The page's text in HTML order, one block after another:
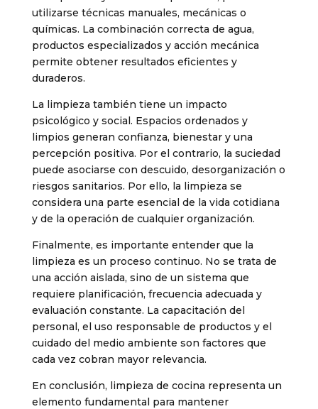
utilizarse técnicas manuales, mecánicas o
químicas. La combinación correcta de agua,
productos especializados y acción mecánica
permite obtener resultados eficientes y
duraderos.
La limpieza también tiene un impacto
psicológico y social. Espacios ordenados y
limpios generan confianza, bienestar y una
percepción positiva. Por el contrario, la suciedad
puede asociarse con descuido, desorganización o
riesgos sanitarios. Por ello, la limpieza se
considera una parte esencial de la vida cotidiana
y de la operación de cualquier organización.
Finalmente, es importante entender que la
limpieza es un proceso continuo. No se trata de
una acción aislada, sino de un sistema que
requiere planificación, frecuencia adecuada y
evaluación constante. La capacitación del
personal, el uso responsable de productos y el
cuidado del medio ambiente son factores que
cada vez cobran mayor relevancia.
En conclusión, limpieza de cocina representa un
elemento fundamental para mantener